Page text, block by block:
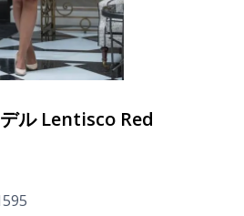
ル Lentisco Red